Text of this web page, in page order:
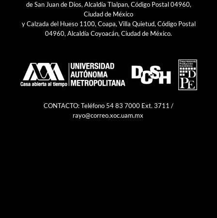
de San Juan de Dios, Alcaldía Tlalpan, Código Postal 04960,
Ciudad de México
y Calzada del Hueso 1100, Coapa, Villa Quietud, Código Postal
04960, Alcaldía Coyoacán, Ciudad de México.
CONTACTO: Teléfono 54 83 7000 Ext. 3711 /
rayo@correo.xoc.uam.mx